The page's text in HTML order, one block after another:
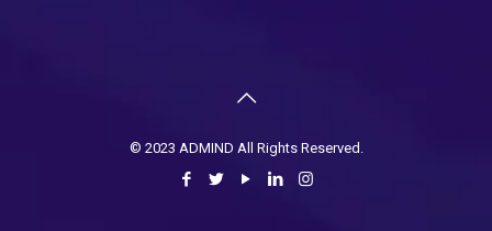
© 2023 ADMIND All Rights Reserved.